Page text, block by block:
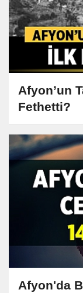
Afyon’un
Fethetti?
Afyon'da